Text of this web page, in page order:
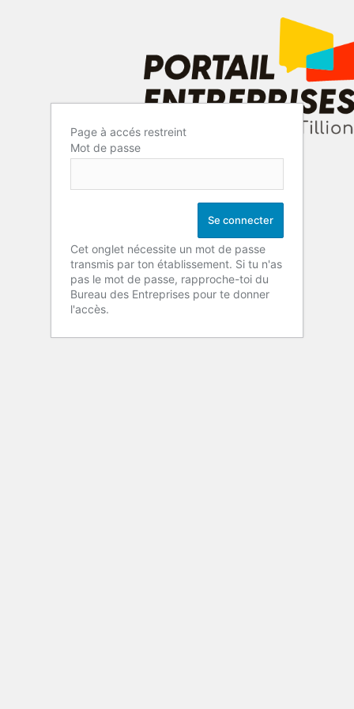
Page à accés restreint
Mot de passe
Cet onglet nécessite un mot de passe
transmis par ton établissement. Si tu n'as
pas le mot de passe, rapproche-toi du
Bureau des Entreprises pour te donner
l'accès.